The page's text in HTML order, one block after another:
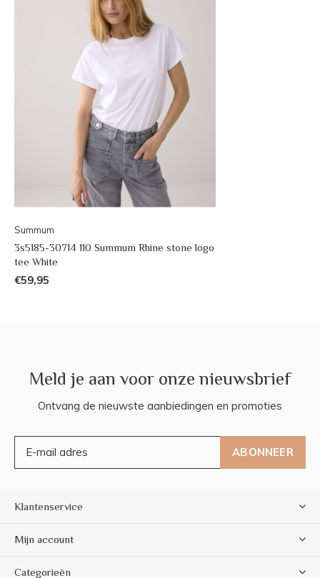
Summum
3s5185-30714 110 Summum Rhine stone logo
tee White
€59,95
Meld je aan voor onze nieuwsbrief
Ontvang de nieuwste aanbiedingen en promoties
ABONNEER
Klantenservice
Mijn account
Categorieën